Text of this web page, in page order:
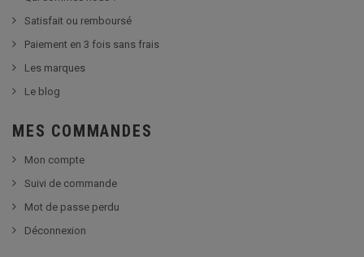
Satisfait ou remboursé
Paiement en 3 fois sans frais
Les marques
Le blog
MES COMMANDES
Mon compte
Suivi de commande
Mot de passe perdu
Déconnexion